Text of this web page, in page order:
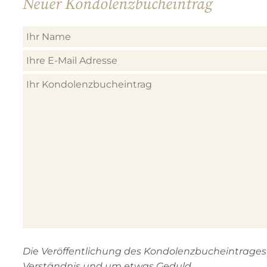
Neuer Kondolenzbucheintrag
Die Veröffentlichung des